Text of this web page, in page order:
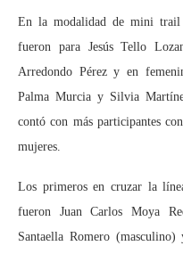
En la modalidad de mini trail
fueron para Jesús Tello
Arredondo Pérez y en
Palma Murcia y Silvia
contó con más participantes
mujeres.
Los primeros en cruzar la
fueron Juan Carlos Moya
Santaella Romero